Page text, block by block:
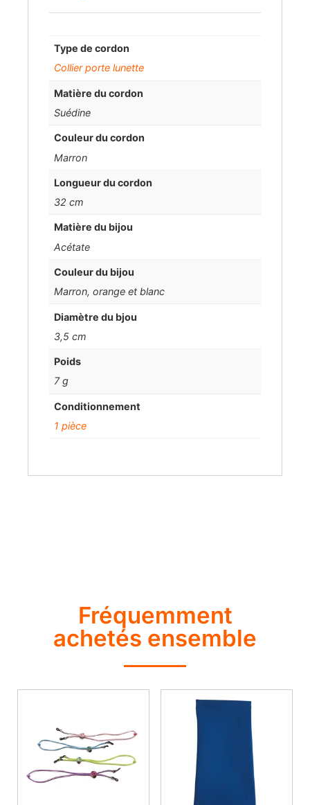
Type de cordon
Collier porte lunette
Matière du cordon
Suédine
Couleur du cordon
Marron
Longueur du cordon
32 cm
Matière du bijou
Acétate
Couleur du bijou
Marron, orange et blanc
Diamètre du bjou
3,5 cm
Poids
7 g
Conditionnement
1 pièce
Fréquemment
achetés ensemble